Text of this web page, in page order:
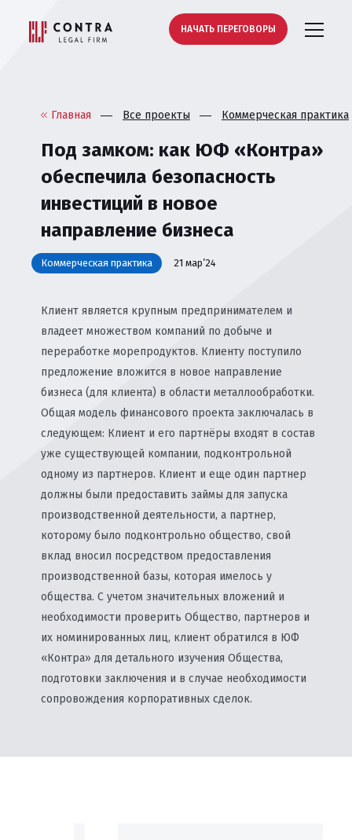
НАЧАТЬ ПЕРЕГОВОРЫ
Главная Все проекты Коммерческая практика
Под замком: как ЮФ «Контра»
обеспечила безопасность
инвестиций в новое
направление бизнеса
Коммерческая практика 21 мар’24
Клиент является крупным предпринимателем и
владеет множеством компаний по добыче и
переработке морепродуктов. Клиенту поступило
предложение вложится в новое направление
бизнеса (для клиента) в области металлообработки.
Общая модель финансового проекта заключалась в
следующем: Клиент и его партнёры входят в состав
уже существующей компании, подконтрольной
одному из партнеров. Клиент и еще один партнер
должны были предоставить займы для запуска
производственной деятельности, а партнер,
которому было подконтрольно общество, свой
вклад вносил посредством предоставления
производственной базы, которая имелось у
общества. С учетом значительных вложений и
необходимости проверить Общество, партнеров и
их номинированных лиц, клиент обратился в ЮФ
«Контра» для детального изучения Общества,
подготовки заключения и в случае необходимости
сопровождения корпоративных сделок.